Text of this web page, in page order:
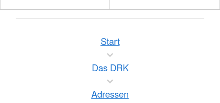
Start
Das DRK
Adressen